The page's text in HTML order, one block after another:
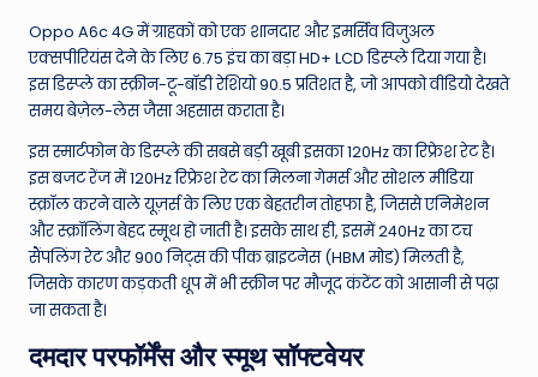
Oppo A6c 4G में ग्राहकों को एक शानदार और इमर्सिव विजुअल
एक्सपीरियंस देने के लिए 6.75 इंच का बड़ा HD+ LCD डिस्प्ले दिया गया है।
इस डिस्प्ले का स्क्रीन-टू-बॉडी रेशियो 90.5 प्रतिशत है, जो आपको वीडियो देखते
समय बेज़ेल-लेस जैसा अहसास कराता है।
इस स्मार्टफोन के डिस्प्ले की सबसे बड़ी खूबी इसका 120Hz का रिफ्रेश रेट है।
इस बजट रेंज में 120Hz रिफ्रेश रेट का मिलना गेमर्स और सोशल मीडिया
स्क्रॉल करने वाले यूज़र्स के लिए एक बेहतरीन तोहफा है, जिससे एनिमेशन
और स्क्रॉलिंग बेहद स्मूथ हो जाती है। इसके साथ ही, इसमें 240Hz का टच
सैंपलिंग रेट और 900 निट्स की पीक ब्राइटनेस (HBM मोड) मिलती है,
जिसके कारण कड़कती धूप में भी स्क्रीन पर मौजूद कंटेंट को आसानी से पढ़ा
जा सकता है।
दमदार परफॉर्मेंस और स्मूथ सॉफ्टवेयर